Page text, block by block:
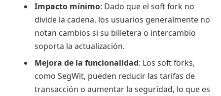
Impacto mínimo: Dado que el soft fork no
divide la cadena, los usuarios generalmente no
notan cambios si su billetera o intercambio
soporta la actualización.
Mejora de la funcionalidad: Los soft forks,
como SegWit, pueden reducir las tarifas de
transacción o aumentar la seguridad, lo que es